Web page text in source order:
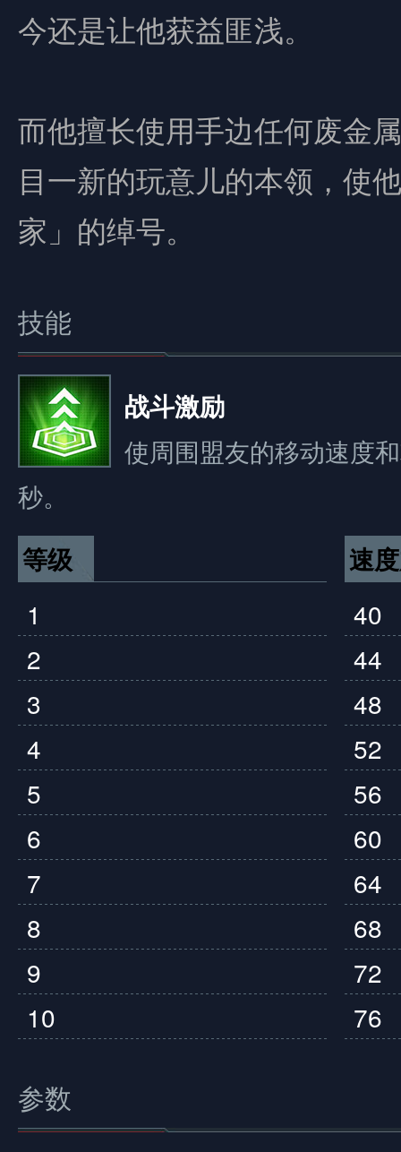
今还是让他获益匪浅。
而他擅长使用手边任何废金
目一新的玩意儿的本领，使
家」的绰号。
技能
战斗激励
使周围盟友的移动速度
秒。
等级
1
2
3
4
5
6
7
8
9
10
速
40
44
48
52
56
60
64
68
72
76
参数